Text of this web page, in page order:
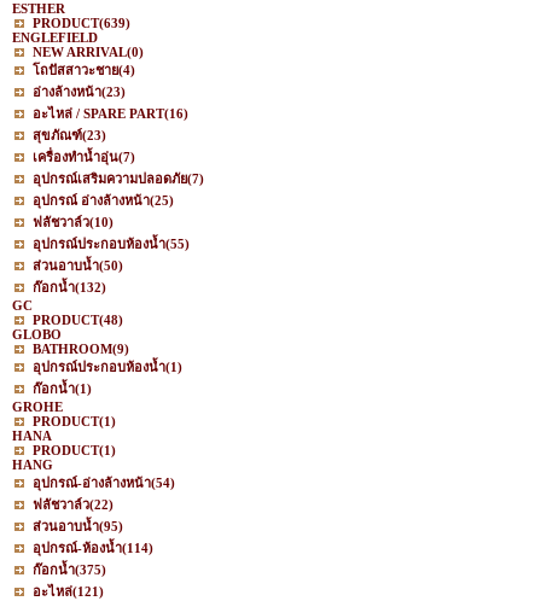
ESTHER
PRODUCT(639)
ENGLEFIELD
NEW ARRIVAL(0)
โถปัสสาวะชาย(4)
อ่างล้างหน้า(23)
อะไหล่ / SPARE PART(16)
สุขภัณฑ์(23)
เครื่องทำน้ำอุ่น(7)
อุปกรณ์เสริมความปลอดภัย(7)
อุปกรณ์ อ่างล้างหน้า(25)
ฟลัชวาล์ว(10)
อุปกรณ์ประกอบห้องน้ำ(55)
ส่วนอาบน้ำ(50)
ก๊อกน้ำ(132)
GC
PRODUCT(48)
GLOBO
BATHROOM(9)
อุปกรณ์ประกอบห้องน้ำ(1)
ก๊อกน้ำ(1)
GROHE
PRODUCT(1)
HANA
PRODUCT(1)
HANG
อุปกรณ์-อ่างล้างหน้า(54)
ฟลัชวาล์ว(22)
ส่วนอาบน้ำ(95)
อุปกรณ์-ห้องน้ำ(114)
ก๊อกน้ำ(375)
อะไหล่(121)